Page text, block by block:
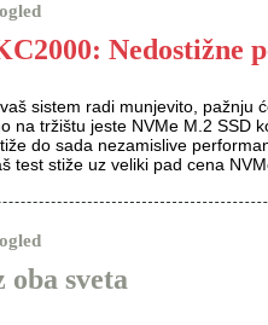
Nedostižne
sistem radi munjevito, pažnju
na tržištu jeste NVMe M.2 SSD
do sada nezamislive
test stiže uz veliki pad cena
sveta